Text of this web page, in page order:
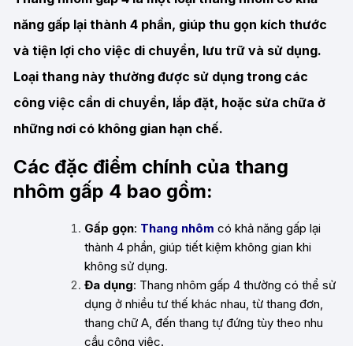
năng gấp lại thành 4 phần, giúp thu gọn kích thước
và tiện lợi cho việc di chuyển, lưu trữ và sử dụng.
Loại thang này thường được sử dụng trong các
công việc cần di chuyển, lắp đặt, hoặc sửa chữa ở
những nơi có không gian hạn chế.
Các đặc điểm chính của thang
nhôm gấp 4 bao gồm:
Gấp gọn: Thang nhôm có khả năng gấp lại
thành 4 phần, giúp tiết kiệm không gian khi
không sử dụng.
Đa dụng: Thang nhôm gấp 4 thường có thể sử
dụng ở nhiều tư thế khác nhau, từ thang đơn,
thang chữ A, đến thang tự đứng tùy theo nhu
cầu công việc.